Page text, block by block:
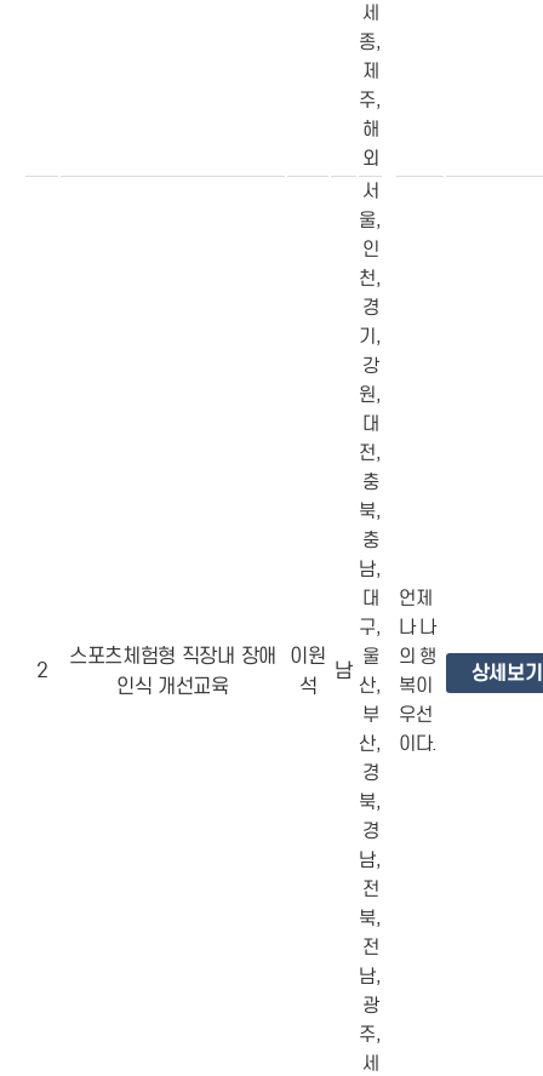
세
종,
제
주,
해
외
2
스포츠체험형 직장내 장애
인식 개선교육
이원
석
남
서
울,
인
천,
경
기,
강
원,
대
전,
충
북,
충
남,
대
구,
울
산,
부
산,
경
북,
경
남,
전
북,
전
남,
광
주,
세
언제
나 나
의 행
복이
우선
이다.
상세보기